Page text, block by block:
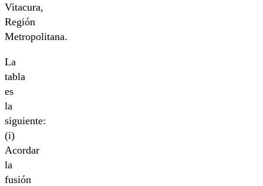
Vitacura,
Región
Metropolitana.
La
tabla
es
la
siguiente:
(i)
Acordar
la
fusión